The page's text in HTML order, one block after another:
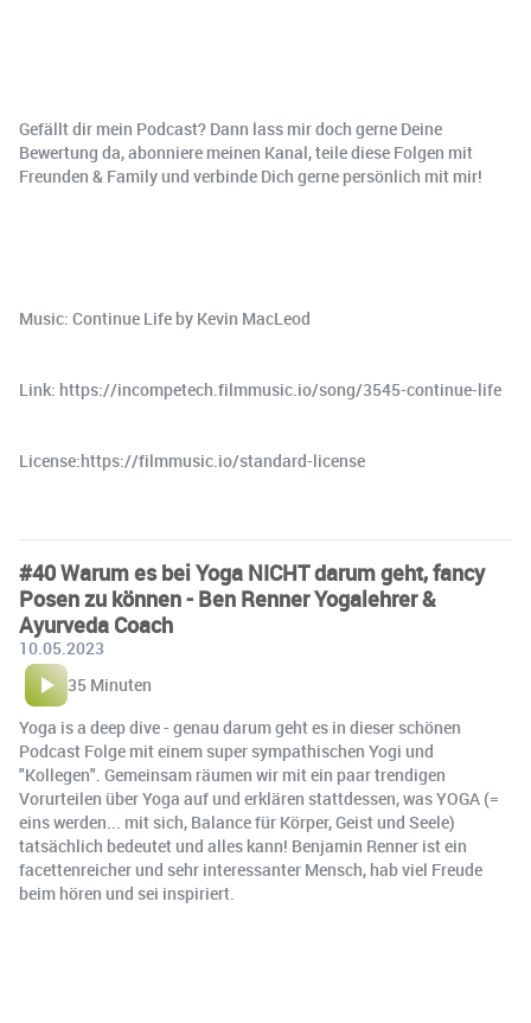
Gefällt dir mein Podcast? Dann lass mir doch gerne Deine
Bewertung da, abonniere meinen Kanal, teile diese Folgen mit
Freunden & Family und verbinde Dich gerne persönlich mit mir!
Music: Continue Life by Kevin MacLeod
Link: https://incompetech.filmmusic.io/song/3545-continue-life
License:https://filmmusic.io/standard-license
#40 Warum es bei Yoga NICHT darum geht, fancy
Posen zu können - Ben Renner Yogalehrer &
Ayurveda Coach
10.05.2023
35 Minuten
Yoga is a deep dive - genau darum geht es in dieser schönen
Podcast Folge mit einem super sympathischen Yogi und
"Kollegen". Gemeinsam räumen wir mit ein paar trendigen
Vorurteilen über Yoga auf und erklären stattdessen, was YOGA (=
eins werden... mit sich, Balance für Körper, Geist und Seele)
tatsächlich bedeutet und alles kann! Benjamin Renner ist ein
facettenreicher und sehr interessanter Mensch, hab viel Freude
beim hören und sei inspiriert.